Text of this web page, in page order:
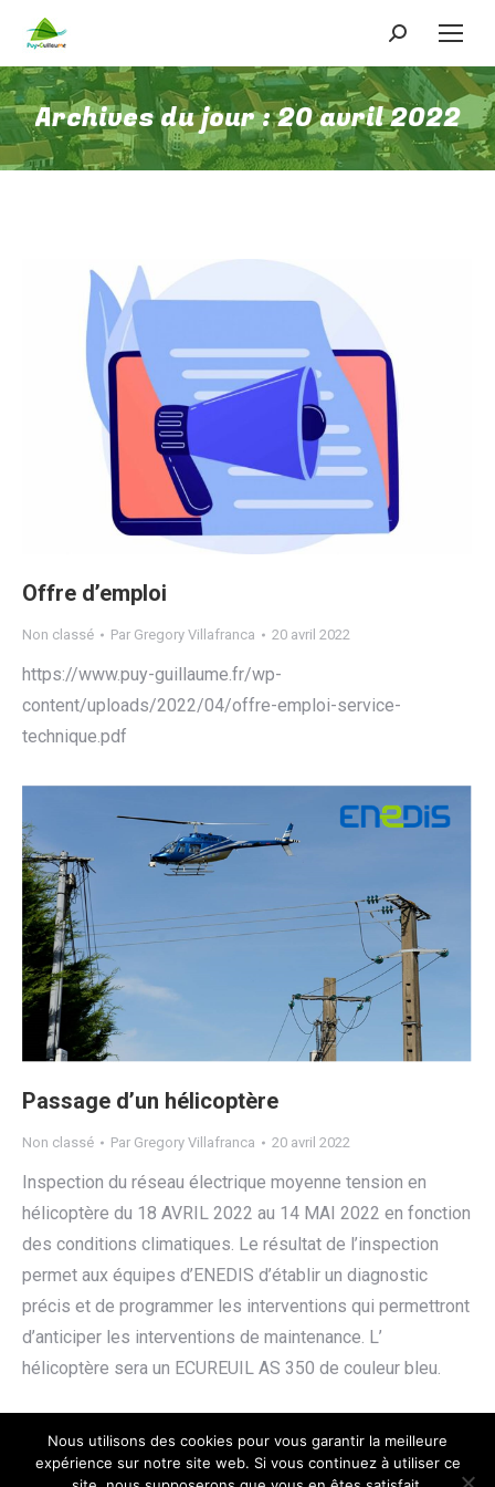
Recherche
:
Archives du jour :20 avril 2022
Offre d’emploi
Non classé Par Gregory Villafranca 20 avril 2022
https://www.puy-guillaume.fr/wp-
content/uploads/2022/04/offre-emploi-service-
technique.pdf
Passage d’un hélicoptère
Non classé Par Gregory Villafranca 20 avril 2022
Inspection du réseau électrique moyenne tension en
hélicoptère du 18 AVRIL 2022 au 14 MAI 2022 en fonction
des conditions climatiques. Le résultat de l’inspection
permet aux équipes d’ENEDIS d’établir un diagnostic
précis et de programmer les interventions qui permettront
d’anticiper les interventions de maintenance. L’
hélicoptère sera un ECUREUIL AS 350 de couleur bleu.
Nous utilisons des cookies pour vous garantir la meilleure
expérience sur notre site web. Si vous continuez à utiliser ce